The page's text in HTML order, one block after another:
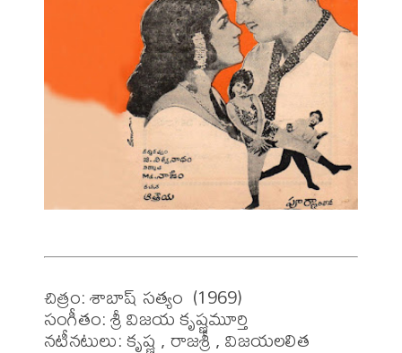
చిత్రం: శాబాష్ సత్యం  (1969)
సంగీతం: శ్రీ విజయ కృష్ణమూర్తి
నటీనటులు: కృష్ణ , రాజశ్రీ , విజయలలిత